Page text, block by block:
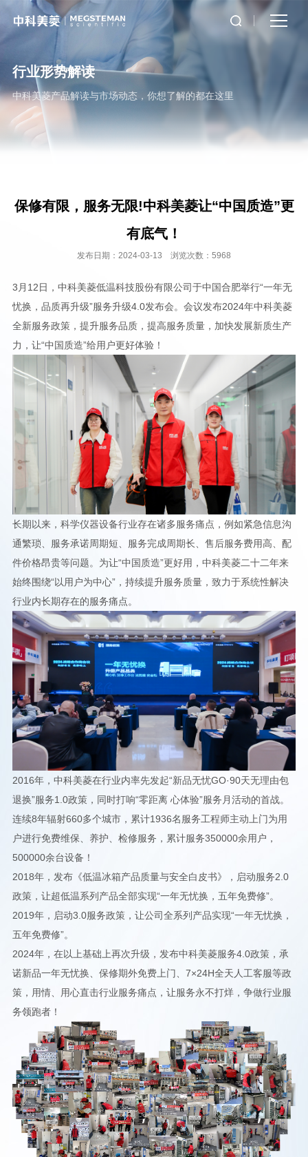
行业形势解读
中科美菱产品解读与市场动态，你想了解的都在这里
保修有限，服务无限!中科美菱让“中国质造”更
有底气！
发布日期：2024-03-13 浏览次数：5968
3月12日，中科美菱低温科技股份有限公司于中国合肥举行“一年无
忧换，品质再升级”服务升级4.0发布会。会议发布2024年中科美菱
全新服务政策，提升服务品质，提高服务质量，加快发展新质生产
力，让“中国质造”给用户更好体验！
长期以来，科学仪器设备行业存在诸多服务痛点，例如紧急信息沟
通繁琐、服务承诺周期短、服务完成周期长、售后服务费用高、配
件价格昂贵等问题。为让“中国质造”更好用，中科美菱二十二年来
始终围绕“以用户为中心”，持续提升服务质量，致力于系统性解决
行业内长期存在的服务痛点。
2016年，中科美菱在行业内率先发起“新品无忧GO·90天无理由包
退换”服务1.0政策，同时打响“零距离 心体验”服务月活动的首战。
连续8年辐射660多个城市，累计1936名服务工程师主动上门为用
户进行免费维保、养护、检修服务，累计服务350000余用户，
500000余台设备！
2018年，发布《低温冰箱产品质量与安全白皮书》，启动服务2.0
政策，让超低温系列产品全部实现“一年无忧换，五年免费修”。
2019年，启动3.0服务政策，让公司全系列产品实现“一年无忧换，
五年免费修”。
2024年，在以上基础上再次升级，发布中科美菱服务4.0政策，承
诺新品一年无忧换、保修期外免费上门、7×24H全天人工客服等政
策，用情、用心直击行业服务痛点，让服务永不打烊，争做行业服
务领跑者！